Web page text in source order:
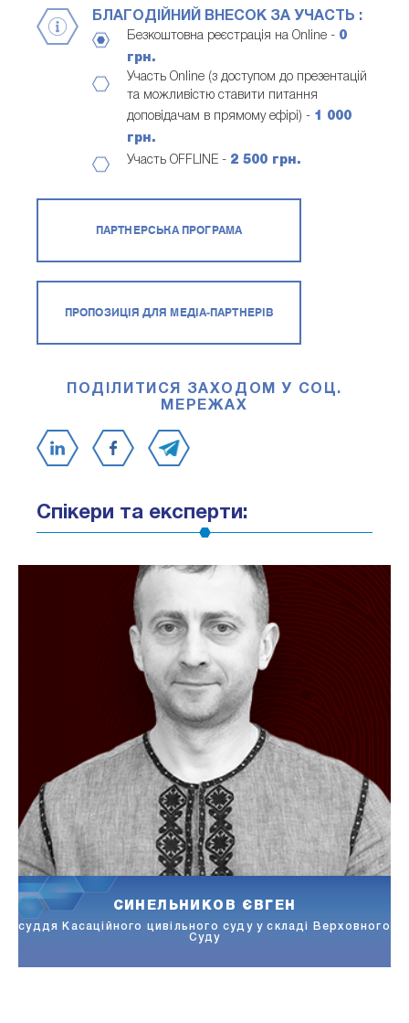
БЛАГОДІЙНИЙ ВНЕСОК ЗА УЧАСТЬ :
Безкоштовна реєстрація на Online - 0
грн.
Участь Online (з доступом до презентацій
та можливістю ставити питання
доповідачам в прямому ефірі) - 1 000
грн.
Участь OFFLINE - 2 500 грн.
ПАРТНЕРСЬКА ПРОГРАМА
ПРОПОЗИЦІЯ ДЛЯ МЕДІА-ПАРТНЕРІВ
ПОДІЛИТИСЯ ЗАХОДОМ У СОЦ.
МЕРЕЖАХ
Спікери та експерти:
ПАНЧЕНКО КАРІНА
адвокатка, партнерка, керівниця практики вирішення
спорів юридичної компанії Міллер